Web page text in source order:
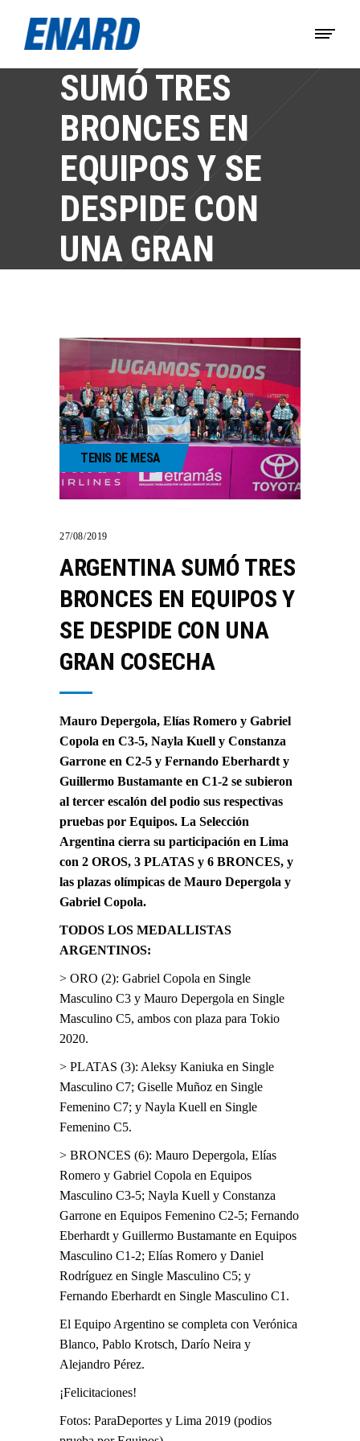
ARGENTINA
SUMÓ TRES
BRONCES EN
EQUIPOS Y SE
DESPIDE CON
UNA GRAN
TENIS DE MESA
27/08/2019
ARGENTINA SUMÓ TRES
BRONCES EN EQUIPOS Y
SE DESPIDE CON UNA
GRAN COSECHA
Mauro Depergola, Elías Romero y Gabriel
Copola en C3-5, Nayla Kuell y Constanza
Garrone en C2-5 y Fernando Eberhardt y
Guillermo Bustamante en C1-2 se subieron
al tercer escalón del podio sus respectivas
pruebas por Equipos. La Selección
Argentina cierra su participación en Lima
con 2 OROS, 3 PLATAS y 6 BRONCES, y
las plazas olímpicas de Mauro Depergola y
Gabriel Copola.
TODOS LOS MEDALLISTAS
ARGENTINOS:
> ORO (2): Gabriel Copola en Single
Masculino C3 y Mauro Depergola en Single
Masculino C5, ambos con plaza para Tokio
2020.
> PLATAS (3): Aleksy Kaniuka en Single
Masculino C7; Giselle Muñoz en Single
Femenino C7; y Nayla Kuell en Single
Femenino C5.
> BRONCES (6): Mauro Depergola, Elías
Romero y Gabriel Copola en Equipos
Masculino C3-5; Nayla Kuell y Constanza
Garrone en Equipos Femenino C2-5; Fernando
Eberhardt y Guillermo Bustamante en Equipos
Masculino C1-2; Elías Romero y Daniel
Rodríguez en Single Masculino C5; y
Fernando Eberhardt en Single Masculino C1.
El Equipo Argentino se completa con Verónica
Blanco, Pablo Krotsch, Darío Neira y
Alejandro Pérez.
¡Felicitaciones!
Fotos: ParaDeportes y Lima 2019 (podios